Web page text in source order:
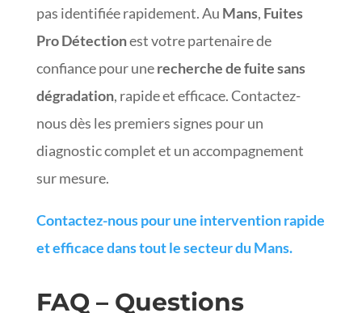
pas identifiée rapidement. Au Mans, Fuites
Pro Détectionest votre partenaire de
confiance pour unerecherche de fuite sans
dégradation, rapide et efficace. Contactez-
nous dès les premiers signes pour un
diagnostic complet et un accompagnement
sur mesure.
Contactez-nous pour une intervention rapide
et efficace dans tout le secteur du Mans.
FAQ – Questions